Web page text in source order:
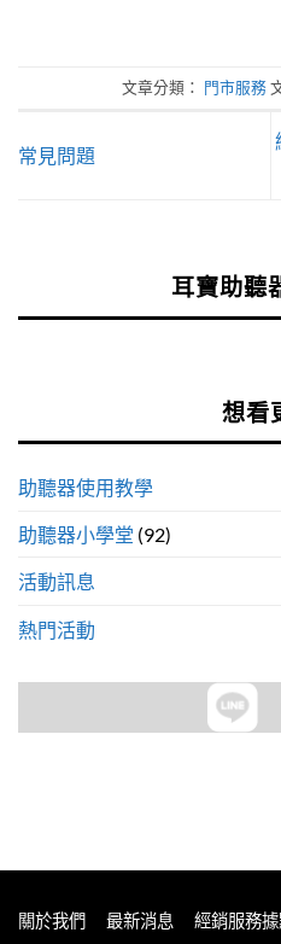
耳寶助聽
想看
助聽器使用教學
助聽器小學堂 (92)
活動訊息
熱門活動
文章分類： 門市服務
常見問題
關於我們 最新消息 經銷服務